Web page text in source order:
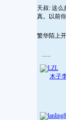
天叔: 这么
真。以前
繁华陌上
......
木子